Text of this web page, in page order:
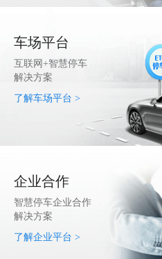
车场平台
互联网+智慧停车
解决方案
了解车场平台 >
企业合作
智慧停车企业合作
解决方案
了解企业平台 >